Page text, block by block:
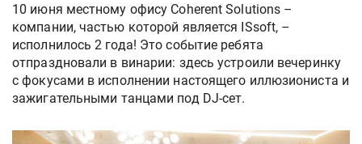
10 июня местному офису Coherent Solutions –
компании, частью которой является ISsoft, –
исполнилось 2 года! Это событие ребята
отпраздновали в винарии: здесь устроили вечеринку
с фокусами в исполнении настоящего иллюзиониста и
зажигательными танцами под DJ-сет.